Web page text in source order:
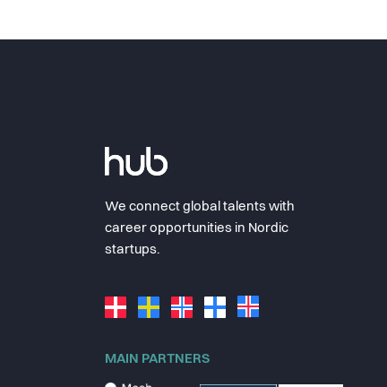
We connect global talents with
career opportunities in Nordic
startups.
MAIN PARTNERS